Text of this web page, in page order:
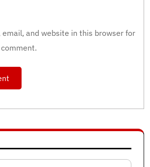
email, and website in this browser for